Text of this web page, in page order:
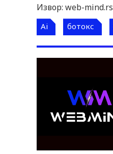
Извор: web-mind.rs
Ai ботокс